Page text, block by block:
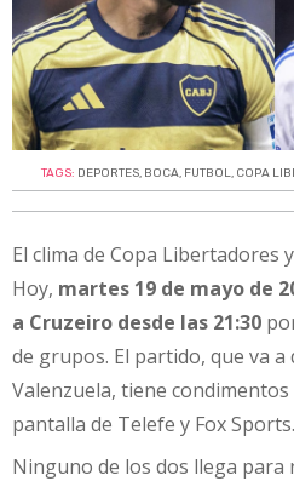
TAGS: DEPORTES, BOCA, FUTBOL, COPA
El clima de Copa Libertadores
Hoy, martes 19 de mayo de
a Cruzeiro desde las 21:30
de grupos. El partido, que va
Valenzuela, tiene
pantalla de Telefe y Fox Sports.
Ninguno de los dos llega para